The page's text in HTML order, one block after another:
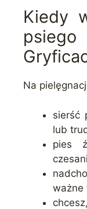
Kiedy
Na
sierść
lub
pies
ważne